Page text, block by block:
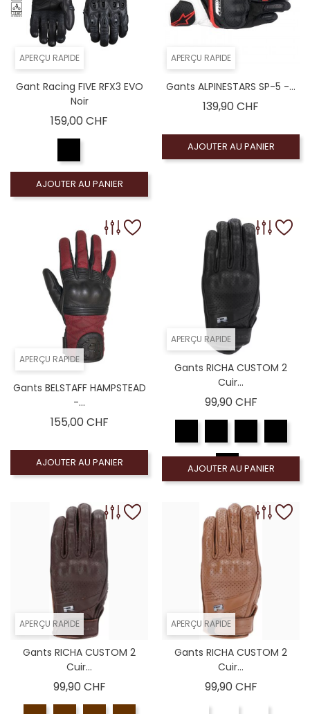
APERÇU RAPIDE
Gant Racing FIVE RFX3 EVO
Noir
159,00 CHF
AJOUTER AU PANIER
APERÇU RAPIDE
Gants ALPINESTARS SP-5 -...
139,90 CHF
AJOUTER AU PANIER
APERÇU RAPIDE
Gants BELSTAFF HAMPSTEAD
-...
155,00 CHFPrix
AJOUTER AU PANIER
APERÇU RAPIDE
Gants RICHA CUSTOM 2
Cuir...
99,90 CHFPrix
AJOUTER AU PANIER
APERÇU RAPIDE
Gants RICHA CUSTOM 2
Cuir...
99,90 CHFPrix
APERÇU RAPIDE
Gants RICHA CUSTOM 2
Cuir...
99,90 CHFPrix